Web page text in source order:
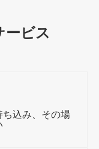
ービス
込み、その場